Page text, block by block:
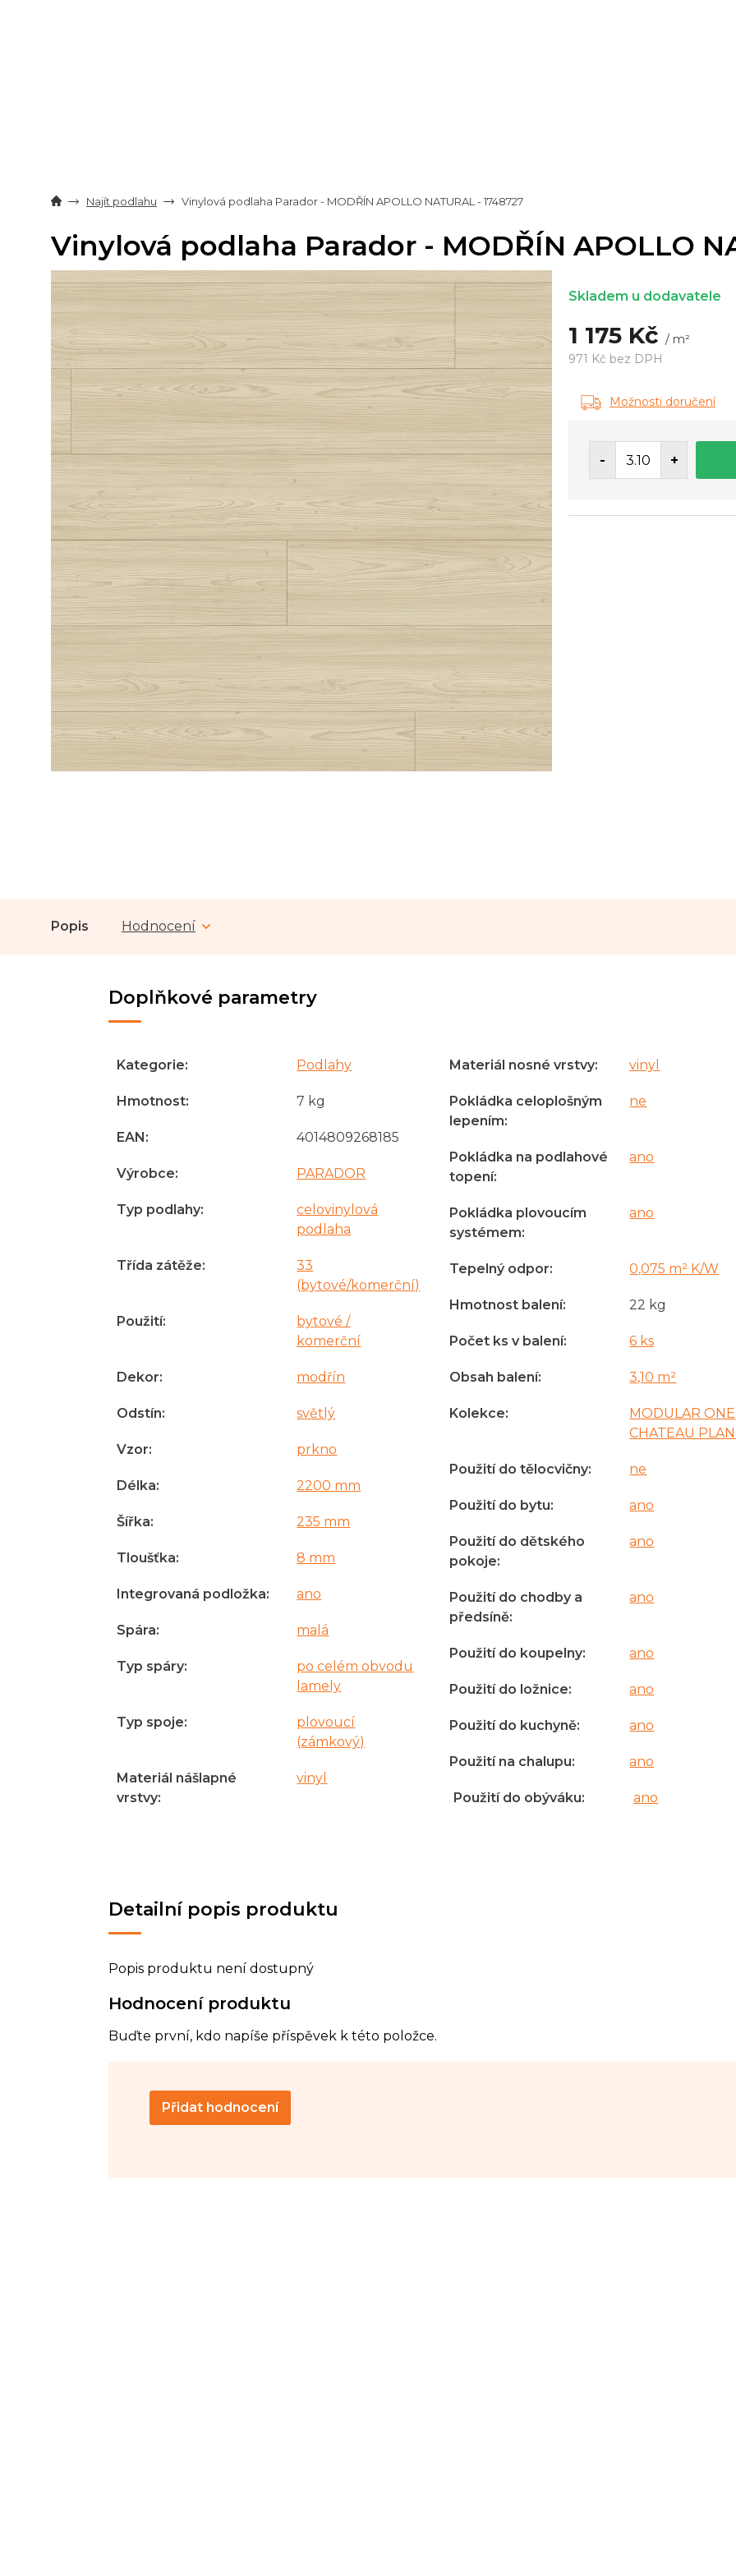
Najít podlahu Vinylová podlaha Parador - MODŘÍN APOLLO NATURAL - 1748727
Vinylová podlaha Parador - MODŘÍN APOLLO
1 175 Kč / m²
971 Kč bez DPH
cena:
Skladem u dodavatele
Možnosti doručení
Popis Hodnocení
Detailní popis produktu
Popis produktu není dostupný
Doplňkové parametry
Kategorie: Podlahy
Hmotnost: 7 kg
EAN: 4014809268185
Výrobce: PARADOR
Typ podlahy:
celovinylová
podlaha
Třída zátěže:
33
(bytové/komerční)
Použití:
bytové /
komerční
Dekor: modřín
Odstín: světlý
Vzor: prkno
Délka: 2200 mm
Šířka: 235 mm
Tloušťka: 8 mm
Integrovaná podložka: ano
Spára: malá
Typ spáry:
po celém obvodu
lamely
Typ spoje:
plovoucí
(zámkový)
Materiál nášlapné
vrstvy:
vinyl
Materiál nosné vrstvy: vinyl
Pokládka celoplošným
lepením:
ne
Pokládka na podlahové
topení:
ano
Pokládka plovoucím
systémem:
ano
Tepelný odpor: 0,075 m² K/W
Hmotnost balení: 22 kg
Počet ks v balení: 6 ks
Obsah balení: 3,10 m²
Kolekce:
MODULAR ONE
CHATEAU
Použití do tělocvičny: ne
Použití do bytu: ano
Použití do dětského
pokoje:
ano
Použití do chodby a
předsíně:
ano
Použití do koupelny: ano
Použití do ložnice: ano
Použití do kuchyně: ano
Použití na chalupu: ano
Použití do obýváku: ano
Hodnocení produktu
Buďte první, kdo napíše příspěvek k této položce.
Přidat hodnocení